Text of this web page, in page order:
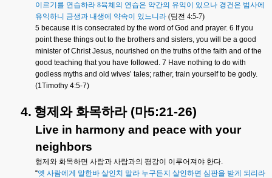
이르기를 연습하라 8육체의 연습은 약간의 유익이 있으나 경건은 범사에
유익하니 금생과 내생에 약속이 있느니라 (딤전 4:5-7)
5 because it is consecrated by the word of God and prayer. 6 If you
point these things out to the brothers and sisters, you will be a good
minister of Christ Jesus, nourished on the truths of the faith and of the
good teaching that you have followed. 7 Have nothing to do with
godless myths and old wives’ tales; rather, train yourself to be godly.
(1Timothy 4:5-7)
4. 형제와 화목하라(마5:21-26)
Live in harmony and peace with your
neighbors
형제와 화목하면 사람과 사람과의 평강이 이루어져야 한다.
“옛 사람에게 말한바 살인치 말라 누구든지 살인하면 심판을 받게 되리라